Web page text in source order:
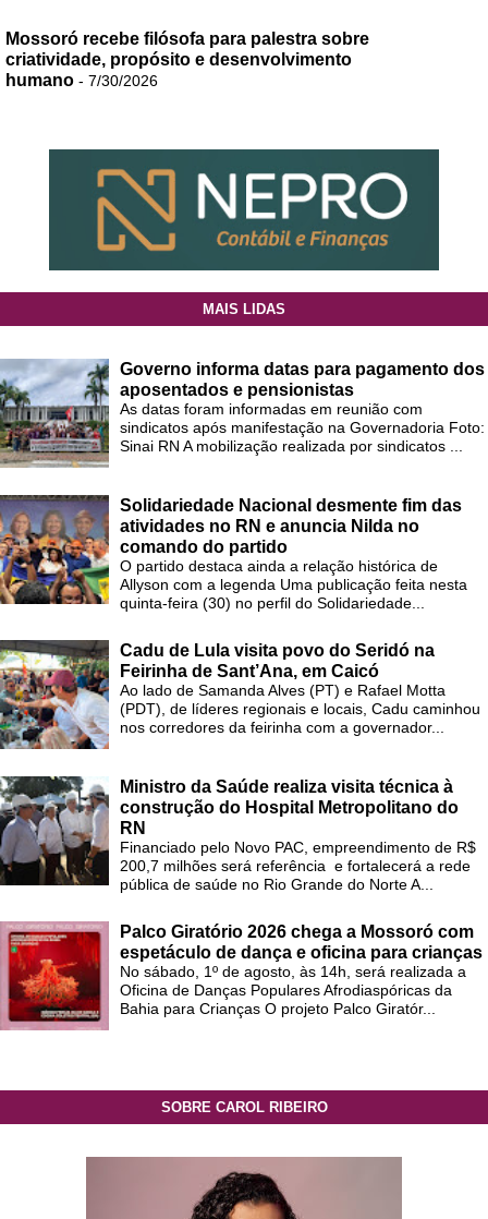
Mossoró recebe filósofa para palestra sobre
criatividade, propósito e desenvolvimento
humano - 7/30/2026
MAIS LIDAS
Governo informa datas para pagamento dos
aposentados e pensionistas
As datas foram informadas em reunião com
sindicatos após manifestação na Governadoria Foto:
Sinai RN A mobilização realizada por sindicatos ...
Solidariedade Nacional desmente fim das
atividades no RN e anuncia Nilda no
comando do partido
O partido destaca ainda a relação histórica de
Allyson com a legenda Uma publicação feita nesta
quinta-feira (30) no perfil do Solidariedade...
Cadu de Lula visita povo do Seridó na
Feirinha de Sant’Ana, em Caicó
Ao lado de Samanda Alves (PT) e Rafael Motta
(PDT), de líderes regionais e locais, Cadu caminhou
nos corredores da feirinha com a governador...
Ministro da Saúde realiza visita técnica à
construção do Hospital Metropolitano do
RN
Financiado pelo Novo PAC, empreendimento de R$
200,7 milhões será referência e fortalecerá a rede
pública de saúde no Rio Grande do Norte A...
Palco Giratório 2026 chega a Mossoró com
espetáculo de dança e oficina para crianças
No sábado, 1º de agosto, às 14h, será realizada a
Oficina de Danças Populares Afrodiaspóricas da
Bahia para Crianças O projeto Palco Giratór...
SOBRE CAROL RIBEIRO